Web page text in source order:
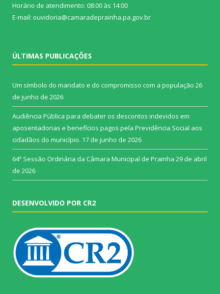
Horário de atendimento: 08:00 às 14:00
E-mail: ouvidoria@camaradeprainha.pa.gov.br
ÚLTIMAS PUBLICAÇÕES
Um símbolo do mandato e do compromisso com a população 26
de junho de 2026
Audiência Pública para debater os descontos indevidos em
aposentadorias e benefícios pagos pela Previdência Social aos
cidadãos do município. 17 de junho de 2026
64ª Sessão Ordinária da Câmara Municipal de Prainha 29 de abril
de 2026
DESENVOLVIDO POR CR2